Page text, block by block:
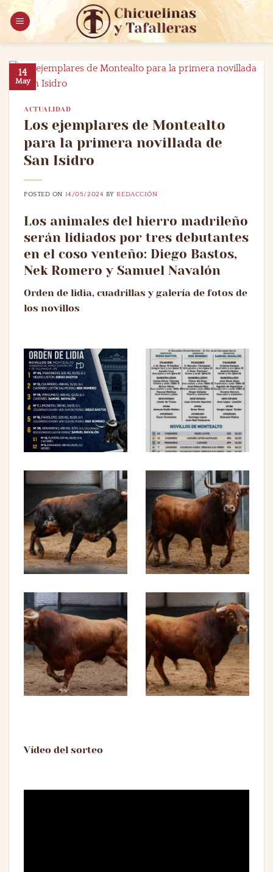
Saltar
contenido
14
May
ACTUALIDAD
Los ejemplares de Montealto
para la primera novillada de
San Isidro
POSTED ON 14/05/2024 BYREDACCIÓN
Los animales del hierro madrileño
serán lidiados por tres debutantes
en el coso venteño: Diego Bastos,
Nek Romero y Samuel Navalón
Orden de lidia, cuadrillas y galería de fotos de
los novillos
Vídeo del sorteo